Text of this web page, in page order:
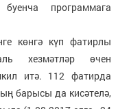
программага
көнгә күп фатирлы
хезмәтләр өчен
итә. 112 фатирда
барысы да кисәтелә,